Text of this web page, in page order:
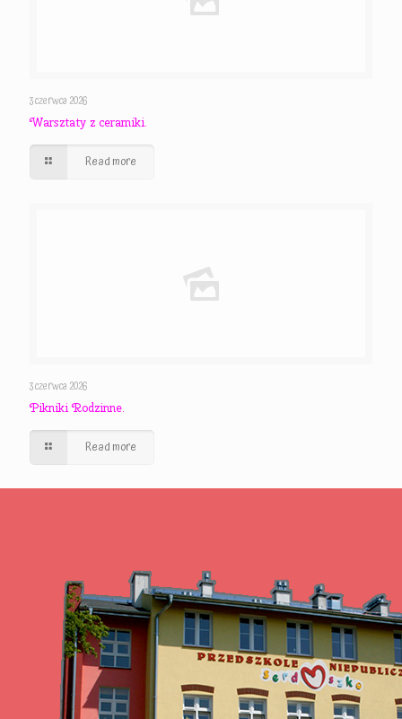
3 czerwca 2026
Warsztaty z ceramiki.
Read more
3 czerwca 2026
Pikniki Rodzinne.
Read more